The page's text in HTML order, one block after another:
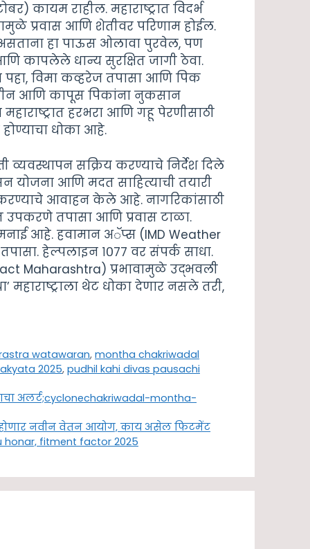
कायम राहील. महाराष्ट्रात विदर्भ
प्रवास आणि शेतीवर परिणाम होईल.
असताना हा पाऊस ओलावा पुरवेल, पण
कापलेले धान्य सुरक्षित जागी ठेवा.
पहा, विमा कव्हरेज तपासा आणि पिक
आणि कापूस पिकांना नुकसान
हरभरा आणि गहू पेरणीसाठी
धोका आहे.
व्यवस्थापन सक्रिय करण्याचे निर्देश दिले
योजना आणि मदत साहित्याची तयारी
आवाहन केले आहे. नागरिकांसाठी
उपकरणे तपासा आणि प्रवास टाळा.
आहे. हवामान अॅप्स (IMD Weather
हेल्पलाइन १०७७ वर संपर्क साधा.
Maharashtra) प्रभावामुळे उद्भवली
महाराष्ट्राला थेट धोका देणार नसले तरी,
watawaran,montha chakriwadal
2025, pudhil kahi divas pausachi
अलर्ट;cyclonechakriwadal-montha-
होणार नवीन वेतन आयोग, काय असेल फिटमेंट
fitment factor 2025